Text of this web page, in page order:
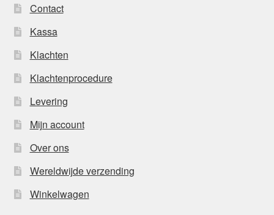
Contact
Kassa
Klachten
Klachtenprocedure
Levering
Mijn account
Over ons
Wereldwijde verzending
Winkelwagen